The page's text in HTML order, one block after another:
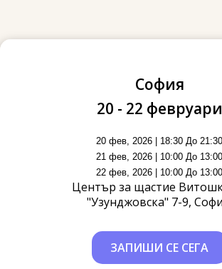
София
20 - 22 февруари
20 фев, 2026 | 18:30 До 21:30
21 фев, 2026 | 10:00 До 13:00
22 фев, 2026 | 10:00 До 13:00
Център за щастие
"Узунджовска" 7-9,
ЗАПИШИ СЕ СЕГА